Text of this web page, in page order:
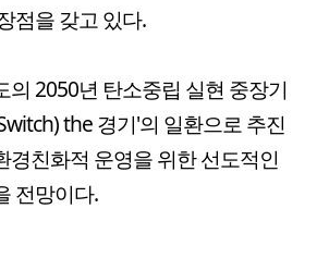
점을 갖고 있다.
의 2050년 탄소중립 실현 중장기
the 경기'의 일환으로 추진
경친화적 운영을 위한 선도적인
전망이다.